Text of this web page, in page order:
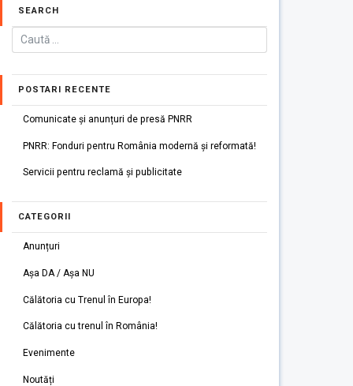
SEARCH
POSTARI RECENTE
Comunicate și anunțuri de presă PNRR
PNRR: Fonduri pentru România modernă și reformată!
Servicii pentru reclamă și publicitate
CATEGORII
Anunțuri
Așa DA / Așa NU
Călătoria cu Trenul în Europa!
Călătoria cu trenul în România!
Evenimente
Noutăți